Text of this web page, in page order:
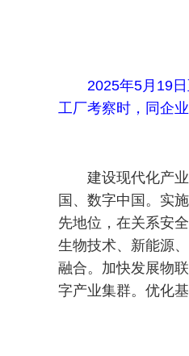
2025年5月19
工厂考察时，同企
建设现代化产
国、数字中国。实
先地位，在关系安
生物技术、新能源
融合。加快发展物
字产业集群。优化